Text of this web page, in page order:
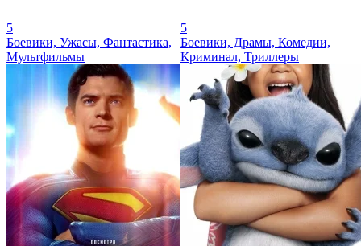
5
Боевики, Ужасы, Фантастика,
Мультфильмы
5
Боевики, Драмы, Комедии,
Криминал, Триллеры